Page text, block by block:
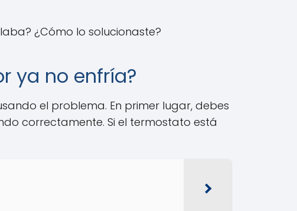
¿Cómo lo solucionaste?
ya no enfría?
el problema. En primer lugar, debes
correctamente. Si el termostato está